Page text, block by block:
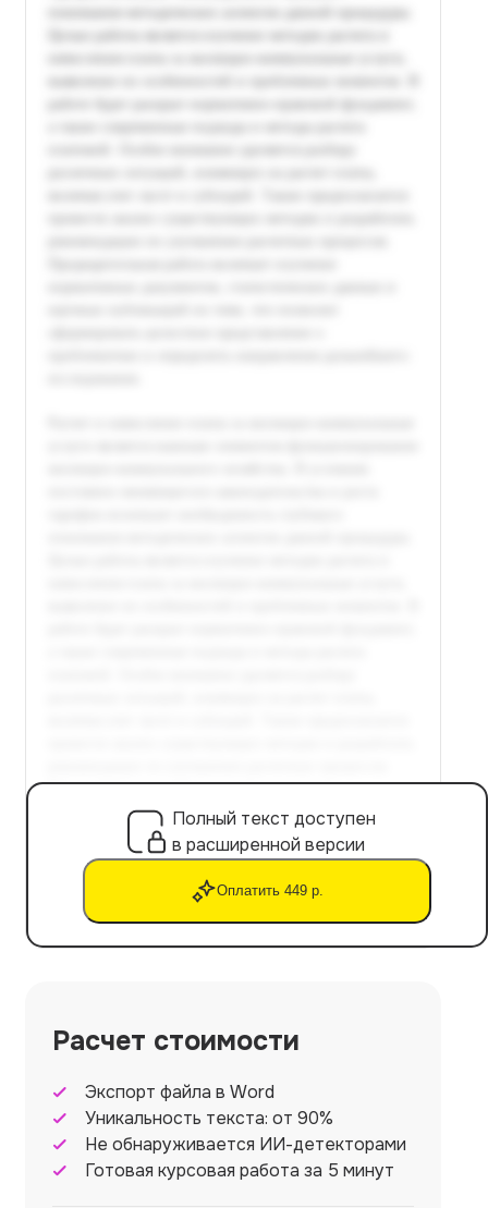
Полный текст доступен
в расширенной версии
Оплатить 449 р.
Расчет стоимости
Экспорт файла в Word
Уникальность текста: от 90%
Не обнаруживается ИИ-детекторами
Готовая курсовая работа за 5 минут